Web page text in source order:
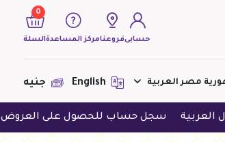
حسابىفروعنامركز المساعدة
0
السلة
لا يوجد منتجات لعرضها فى الوقت
جنيه
سجل حساب للحصول على العروض الحصرية